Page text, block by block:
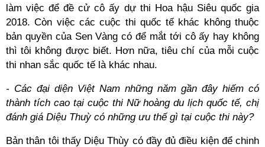
làm việc để đề cử cô ấy dự thi Hoa hậu Siêu quốc gia
2018. Còn việc các cuộc thi quốc tế khác không thuộc
bản quyền của Sen Vàng có để mắt tới cô ấy hay không
thì tôi không được biết. Hơn nữa, tiêu chí của mỗi cuộc
thi nhan sắc quốc tế là khác nhau.
- Các đại diện Việt Nam những năm gần đây hiếm có
thành tích cao tại cuộc thi Nữ hoàng du lịch quốc tế, chị
đánh giá Diệu Thuỳ có những ưu thế gì tại cuộc thi này?
Bản thân tôi thấy Diệu Thùy có đầy đủ điều kiện để chinh